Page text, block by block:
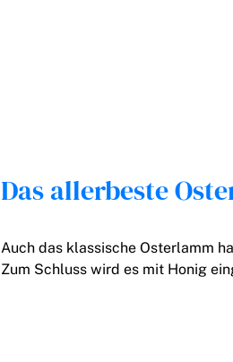
Das allerbeste
Auch das klassische Osterlamm
Zum Schluss wird es mit Honig